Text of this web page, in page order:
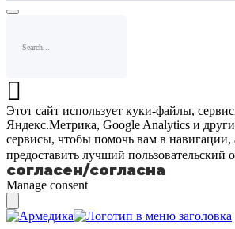
Этот сайт использует куки-файлы,
Яндекс.Метрика, Google Analytics и
сервисы, чтобы помочь вам в навигации,
предоставить лучший пользовательский
согласен/согласна
Manage consent